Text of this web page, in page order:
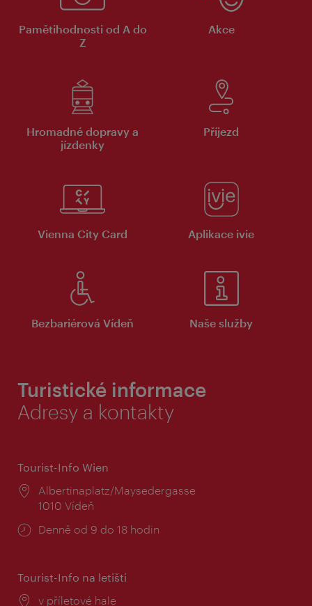
Pamětihodnosti od A do
Z
Akce
Hromadné dopravy a
jízdenky
Příjezd
Vienna City Card Aplikace ivie
Bezbariérová Vídeň Naše služby
Turistické informace
Adresy a kontakty
Tourist-Info Wien
Místo:
Albertinaplatz/Maysedergasse
1010 Vídeň
Provozní
Denně od 9 do 18 hodin
Tourist-Info na letišti
Místo:
v příletové hale